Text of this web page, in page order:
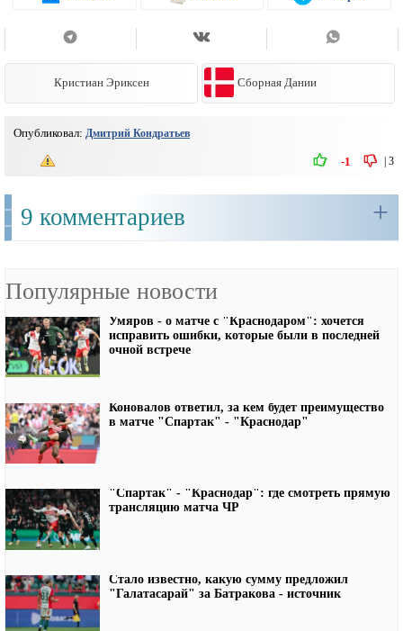
Кристиан Эриксен Сборная Дании
Опубликовал: Дмитрий Кондратьев
| 3
-1
9 комментариев +
Популярные новости
Умяров - о матче с "Краснодаром": хочется
исправить ошибки, которые были в последней
очной встрече
Коновалов ответил, за кем будет преимущество
в матче "Спартак" - "Краснодар"
"Спартак" - "Краснодар": где смотреть прямую
трансляцию матча ЧР
Стало известно, какую сумму предложил
"Галатасарай" за Батракова - источник